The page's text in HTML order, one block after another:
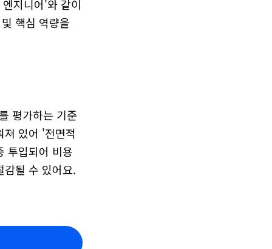
지니어'와 같이
핵심 역량을
평가하는 기준
있어 '전면적
투입되어 비용
감될 수 있어요.